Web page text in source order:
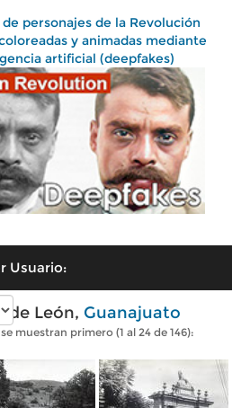
personajes de la Revolución
y animadas mediante
artificial (deepfakes)
Usuario:
de León, Guanajuato
muestran primero (1 al 24 de 146):